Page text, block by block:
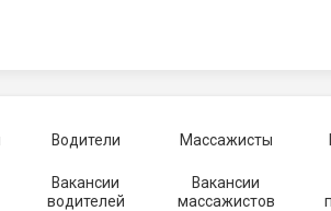
Водители Массажисты
Вакансии
водителей
Вакансии
массажистов